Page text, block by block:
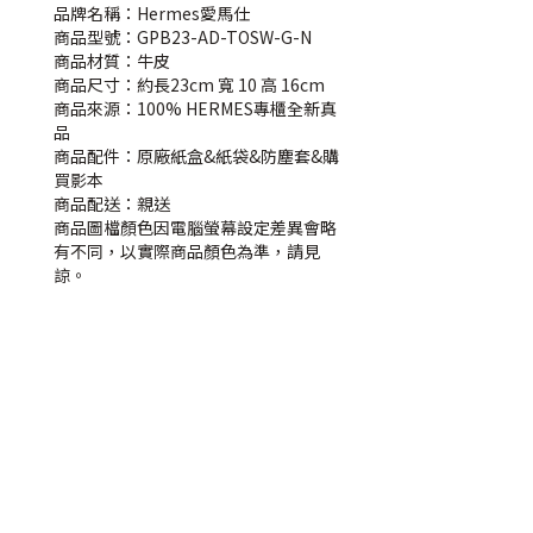
品牌名稱：Hermes愛馬仕
商品型號：GPB23-AD-TOSW-G-N
商品材質：牛皮
商品尺寸：約長23cm 寬 10 高 16cm
商品來源：100% HERMES專櫃全新真
品
商品配件：原廠紙盒&紙袋&防塵套&購
買影本
商品配送：親送
商品圖檔顏色因電腦螢幕設定差異會略
有不同，以實際商品顏色為準，請見
諒。